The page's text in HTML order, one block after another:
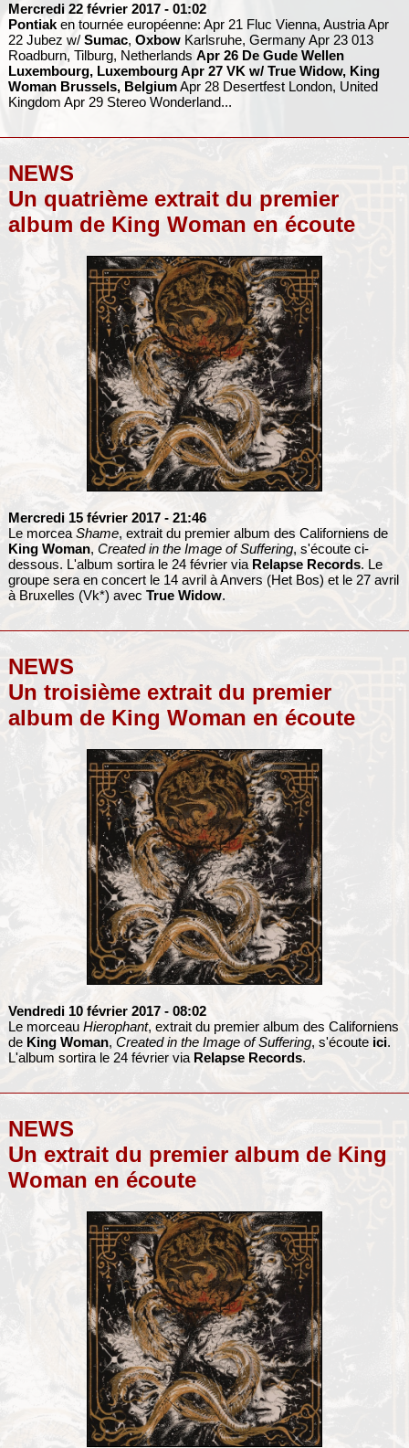
Mercredi 22 février 2017 - 01:02
Pontiaken tournée européenne: Apr 21 Fluc Vienna, Austria Apr
22 Jubez w/ Sumac, OxbowKarlsruhe, Germany Apr 23 013
Roadburn, Tilburg, Netherlands Apr 26 De Gude Wellen
Luxembourg, Luxembourg Apr 27 VK w/ True Widow, King
WomanBrussels, BelgiumApr 28 Desertfest London, United
Kingdom Apr 29 Stereo Wonderland...
NEWS
Un quatrième extrait du premier
album de King Woman en écoute
Mercredi 15 février 2017 - 21:46
Le morcea Shame, extrait du premier album des Californiens de
King Woman, Created in the Image of Suffering, s'écoute ci-
dessous. L'album sortira le 24 février via Relapse Records. Le
groupe sera en concert le 14 avril à Anvers (Het Bos) et le 27 avril
à Bruxelles (Vk*) avec True Widow.
NEWS
Un troisième extrait du premier
album de King Woman en écoute
Vendredi 10 février 2017 - 08:02
Le morceau Hierophant, extrait du premier album des Californiens
de King Woman, Created in the Image of Suffering, s'écoute ici.
L'album sortira le 24 février via Relapse Records.
NEWS
Un extrait du premier album de King
Woman en écoute